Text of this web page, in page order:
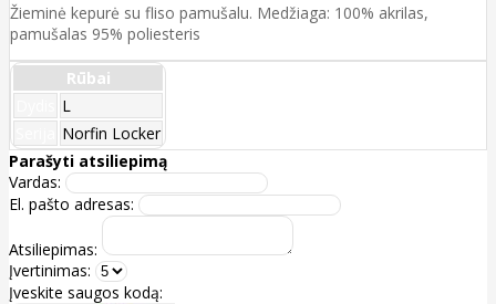
Žieminė kepurė su fliso pamušalu. Medžiaga: 100% akrilas,
pamušalas 95% poliesteris
Rūbai
L
Norfin Locker
Parašyti atsiliepimą
Vardas:
El. pašto adresas:
Atsiliepimas:
Įvertinimas:
Įveskite saugos kodą: